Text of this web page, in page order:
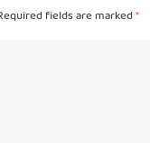
fields are marked*